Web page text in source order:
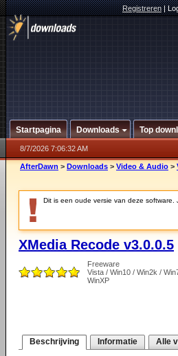
Registreren|
Startpagina Downloads Top
8/7/2026 7:06:32 AM
AfterDawn > Downloads > Video & Audio >
Dit is een oude versie van deze software.
XMedia Recode v3.0.0.5
Freeware
Vista / Win10 / Win2k /
WinXP
Beschrijving Informatie Alle